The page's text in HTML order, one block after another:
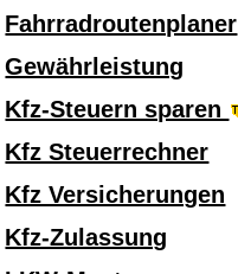
Fahrradroutenplaner
Gewährleistung
Kfz-Steuern sparen
Kfz Steuerrechner
Kfz Versicherungen
Kfz-Zulassung